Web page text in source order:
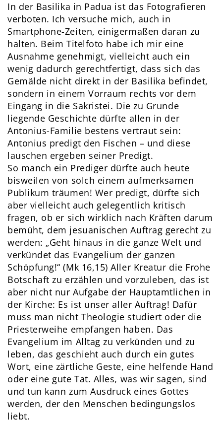
In der Basilika in Padua ist das Fotografieren
verboten. Ich versuche mich, auch in
Smartphone-Zeiten, einigermaßen daran zu
halten. Beim Titelfoto habe ich mir eine
Ausnahme genehmigt, vielleicht auch ein
wenig dadurch gerechtfertigt, dass sich das
Gemälde nicht direkt in der Basilika befindet,
sondern in einem Vorraum rechts vor dem
Eingang in die Sakristei. Die zu Grunde
liegende Geschichte dürfte allen in der
Antonius-Familie bestens vertraut sein:
Antonius predigt den Fischen – und diese
lauschen ergeben seiner Predigt.
So manch ein Prediger dürfte auch heute
bisweilen von solch einem aufmerksamen
Publikum träumen! Wer predigt, dürfte sich
aber vielleicht auch gelegentlich kritisch
fragen, ob er sich wirklich nach Kräften darum
bemüht, dem jesuanischen Auftrag gerecht zu
werden: „Geht hinaus in die ganze Welt und
verkündet das Evangelium der ganzen
Schöpfung!“ (Mk 16,15) Aller Kreatur die Frohe
Botschaft zu erzählen und vorzuleben, das ist
aber nicht nur Aufgabe der Hauptamtlichen in
der Kirche: Es ist unser aller Auftrag! Dafür
muss man nicht Theologie studiert oder die
Priesterweihe empfangen haben. Das
Evangelium im Alltag zu verkünden und zu
leben, das geschieht auch durch ein gutes
Wort, eine zärtliche Geste, eine helfende Hand
oder eine gute Tat. Alles, was wir sagen, sind
und tun kann zum Ausdruck eines Gottes
werden, der den Menschen bedingungslos
liebt.